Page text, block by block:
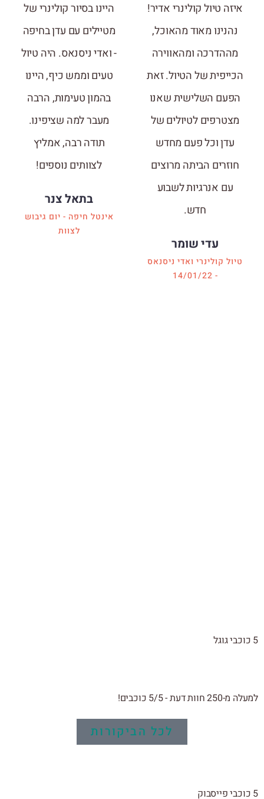
איזה טיול קולינרי אדיר!
נהנינו מאוד מהאוכל,
מההדרכה ומהאווירה
הכייפית של הטיול. זאת
הפעם השלישית שאנו
מצטרפים לטיולים של
עדן וכל פעם מחדש
חוזרים הביתה מרוצים
עם אנרגיות לשבוע
חדש.
עדי שומר
טיול קולינרי ואדי ניסנאס
- 14/01/22
היינו בסיור קולינרי של
מטיילים עם עדן בחיפה
- ואדי ניסנאס. היה טיול
טעים וממש כיף, היינו
בהמון טעימות, הרבה
מעבר למה שציפינו.
תודה רבה, אמליץ
לצוותים נוספים!
בתאל צנר
אינטל חיפה - יום גיבוש
לצוות
5 כוכבי גוגל
למעלה מ-250 חוות דעת - 5/5 כוכבים!
לכל הביקורות
5 כוכבי פייסבוק